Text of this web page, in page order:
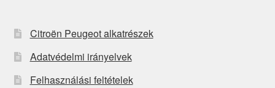
Citroën Peugeot alkatrészek
Adatvédelmi irányelvek
Felhasználási feltételek